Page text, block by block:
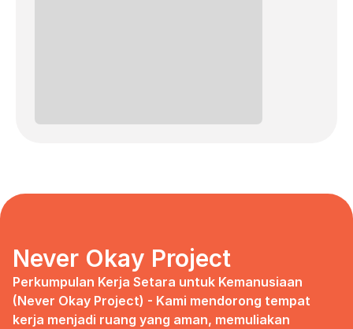
Never Okay Project
Perkumpulan Kerja Setara untuk Kemanusiaan
(Never Okay Project) - Kami mendorong tempat
kerja menjadi ruang yang aman, memuliakan